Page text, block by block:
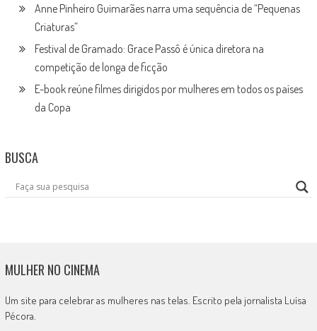
Anne Pinheiro Guimarães narra uma sequência de “Pequenas
Criaturas”
Festival de Gramado: Grace Passô é única diretora na
competição de longa de ficção
E-book reúne filmes dirigidos por mulheres em todos os países
da Copa
BUSCA
MULHER NO CINEMA
Um site para celebrar as mulheres nas telas. Escrito pela jornalista Luísa
Pécora.